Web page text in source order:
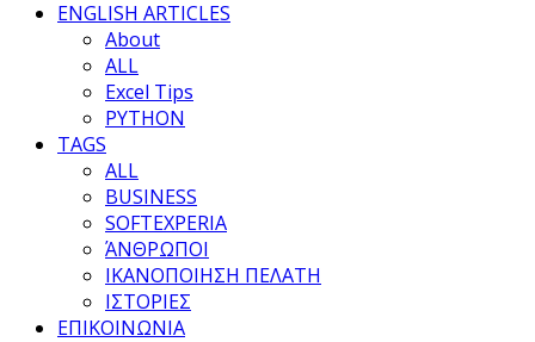
ENGLISH ARTICLES
About
ALL
Excel Tips
PYTHON
TAGS
ALL
BUSINESS
SOFTEXPERIA
ΆΝΘΡΩΠΟΙ
ΙΚΑΝΟΠΟΙΗΣΗ ΠΕΛΑΤΗ
ΙΣΤΟΡΙΕΣ
ΕΠΙΚΟΙΝΩΝΙΑ